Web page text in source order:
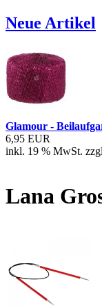
Neue Artikel
Glamour -
6,95 EUR
inkl. 19 % MwSt.
Lana